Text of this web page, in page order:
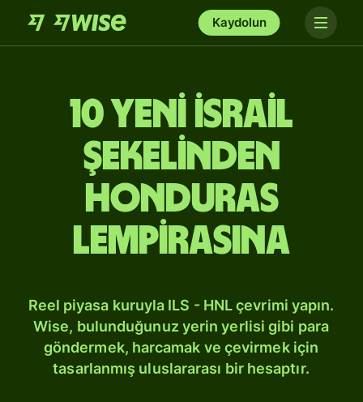
Kaydolun
10 Yeni İsrail
şekelinden
Honduras
lempirasına
Reel piyasa kuruyla ILS - HNL çevrimi yapın.
Wise, bulunduğunuz yerin yerlisi gibi para
göndermek, harcamak ve çevirmek için
tasarlanmış uluslararası bir hesaptır.